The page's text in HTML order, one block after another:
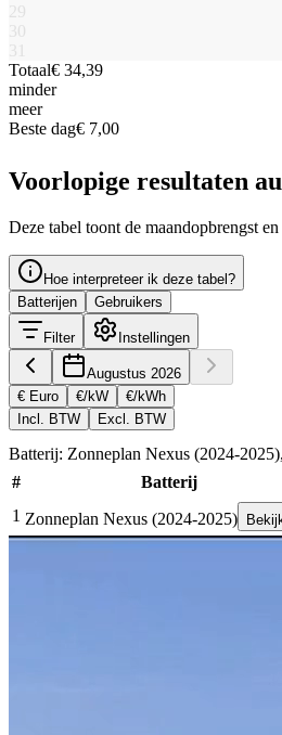
29
30
31
Totaal€ 34,39
minder
meer
Beste dag€ 7,00
Voorlopige resultaten
Deze tabel toont de maandopbrengst
Hoe interpreteer ik deze tabel?
Batterijen
Gebruikers
Filter Instellingen
Augustus 2026
€ Euro
€/kW
€/kWh
Incl. BTW
Excl. BTW
Batterij: Zonneplan Nexus (2024-
#
Batterij
1 Zonneplan Nexus (2024-2025)